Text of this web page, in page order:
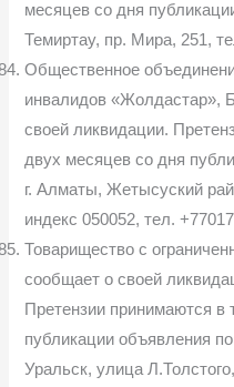
месяцев со дня
Темиртау, пр. Мира, 251,
Общественное
инвалидов «Жолдастар»,
своей ликвидации.
двух месяцев со дня
г. Алматы, Жетысуский
индекс 050052, тел.
Товарищество с
сообщает о своей
Претензии принимаются в
публикации объявления
Уральск, улица